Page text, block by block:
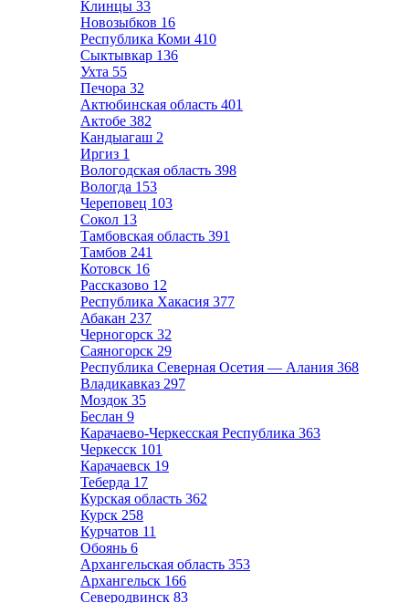
Клинцы 33
Новозыбков 16
Республика Коми 410
Сыктывкар 136
Ухта 55
Печора 32
Актюбинская область 401
Актобе 382
Кандыагаш 2
Иргиз 1
Вологодская область 398
Вологда 153
Череповец 103
Сокол 13
Тамбовская область 391
Тамбов 241
Котовск 16
Рассказово 12
Республика Хакасия 377
Абакан 237
Черногорск 32
Саяногорск 29
Республика Северная Осетия — Алания 368
Владикавказ 297
Моздок 35
Беслан 9
Карачаево-Черкесская Республика 363
Черкесск 101
Карачаевск 19
Теберда 17
Курская область 362
Курск 258
Курчатов 11
Обоянь 6
Архангельская область 353
Архангельск 166
Северодвинск 83